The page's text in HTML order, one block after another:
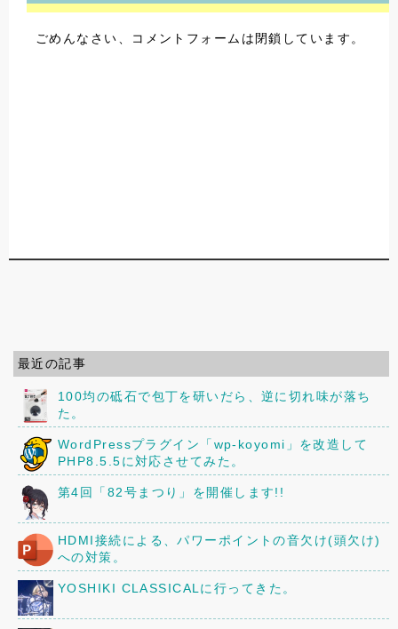
ごめんなさい、コメントフォームは閉鎖しています。
最近の記事
100均の砥石で包丁を研いだら、逆に切れ味が落ち
た。
WordPressプラグイン「wp-koyomi」を改造して
PHP8.5.5に対応させてみた。
第4回「82号まつり」を開催します!!
HDMI接続による、パワーポイントの音欠け(頭欠け)
への対策。
YOSHIKI CLASSICALに行ってきた。